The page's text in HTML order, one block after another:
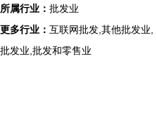
所属行业： 批发业
更多行业： 互联网批发,其他批发业,
批发业,批发和零售业